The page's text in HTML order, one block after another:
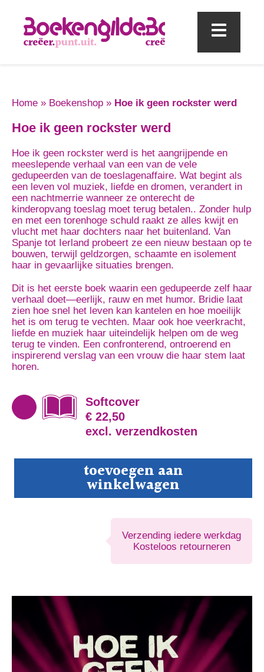
Home » Boekenshop » Hoe ik geen rockster werd
Hoe ik geen rockster werd
Hoe ik geen rockster werd is het aangrijpende en
meeslepende verhaal van een van de vele
gedupeerden van de toeslagenaffaire. Wat begint als
een leven vol muziek, liefde en dromen, verandert in
een nachtmerrie wanneer ze onterecht de
kinderopvang toeslag moet terug betalen.. Zonder hulp
en met een torenhoge schuld raakt ze alles kwijt en
vlucht met haar dochters naar het buitenland. Van
Spanje tot Ierland probeert ze een nieuw bestaan op te
bouwen, terwijl geldzorgen, schaamte en isolement
haar in gevaarlijke situaties brengen.
Dit is het eerste boek waarin een gedupeerde zelf haar
verhaal doet—eerlijk, rauw en met humor. Bridie laat
zien hoe snel het leven kan kantelen en hoe moeilijk
het is om terug te vechten. Maar ook hoe veerkracht,
liefde en muziek haar uiteindelijk helpen om de weg
terug te vinden. Een confronterend, ontroerend en
inspirerend verslag van een vrouw die haar stem laat
horen.
Softcover
€ 22,50
excl. verzendkosten
rockster
toevoegen aan
winkelwagen
Verzending iedere werkdag
Kosteloos retourneren